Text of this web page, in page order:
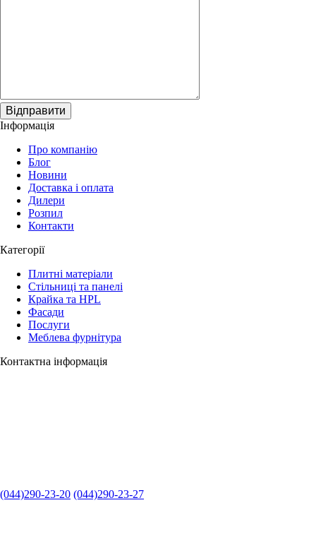
Відправити
Інформація
Про компанію
Блог
Новини
Доставка і оплата
Дилери
Розпил
Контакти
Категорії
Плитні матеріали
Стільниці та панелі
Крайка та HPL
Фасади
Послуги
Меблева фурнітура
Контактна інформація
(044)290-23-20 (044)290-23-27